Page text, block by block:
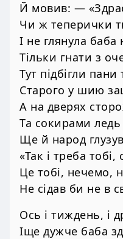
Й мовив: —
Чи ж теперички
І не глянула баба
Тільки гнати з
Тут підбігли
Старого у шию
А на дверях
Та сокирами ледь
Ще й народ
«Так і треба
Це тобі, нечемо,
Не сідав би не в
Ось і тиждень, і
Іще дужче баба